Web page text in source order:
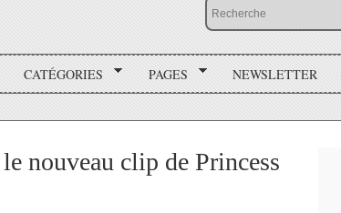
CATÉGORIES PAGES NEWSLETTER
nouveau clip de Princess